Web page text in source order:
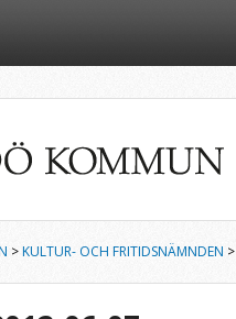
>KULTUR- OCH FRITIDSNÄMNDEN